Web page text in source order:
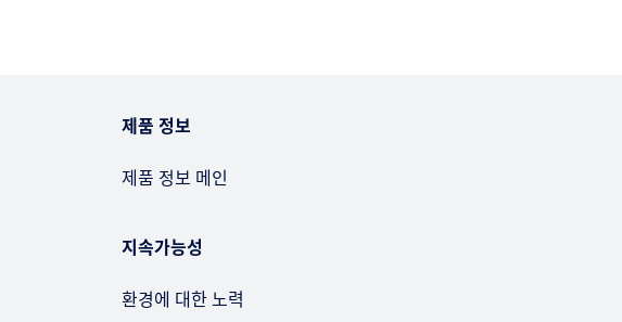
제품 정보
제품 정보 메인
지속가능성
환경에 대한 노력